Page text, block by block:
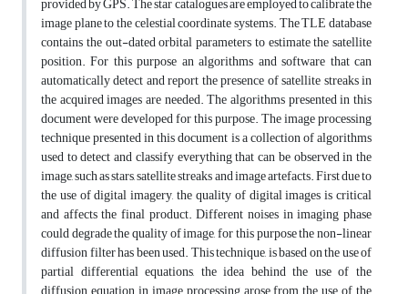
image plane to the celestial coordinate systems. The TLE database
contains the out-dated orbital parameters to estimate the satellite
position. For this purpose an algorithms and software that can
automatically detect and report the presence of satellite streaks in
the acquired images are needed. The algorithms presented in this
document were developed for this purpose. The image processing
technique presented in this document is a collection of algorithms
used to detect and classify everything that can be observed in the
image, such as stars, satellite streaks and image artefacts. First due to
the use of digital imagery, the quality of digital images is critical
and affects the final product. Different noises in imaging phase
could degrade the quality of image, for this purpose the non-linear
diffusion filter has been used. This technique, is based on the use of
partial differential equations, the idea behind the use of the